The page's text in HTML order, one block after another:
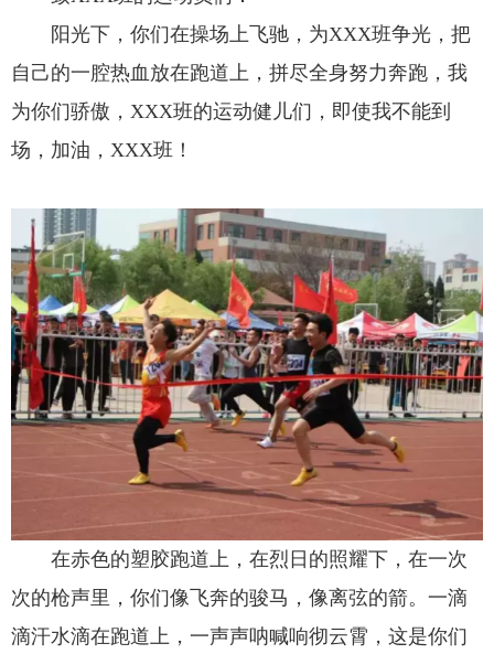
阳光下，你们在操场上飞驰，为XXX班争光，把
自己的一腔热血放在跑道上，拼尽全身努力奔跑，我
为你们骄傲，XXX班的运动健儿们，即使我不能到
场，加油，XXX班！
在赤色的塑胶跑道上，在烈日的照耀下，在一次
次的枪声里，你们像飞奔的骏马，像离弦的箭。一滴
滴汗水滴在跑道上，一声声呐喊响彻云霄，这是你们